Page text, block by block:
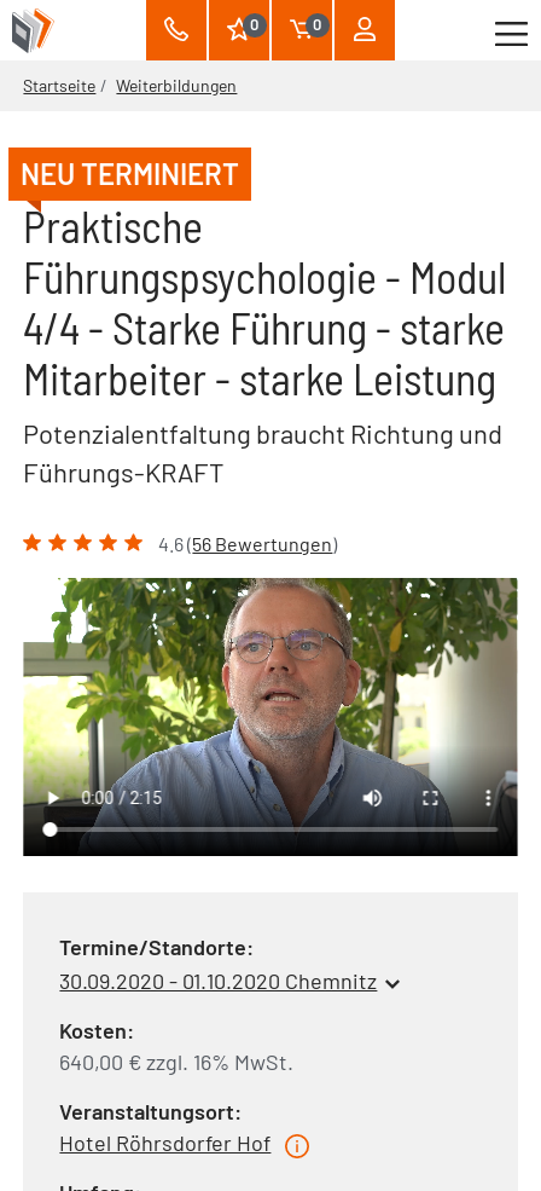
0 0
Startseite Weiterbildungen
NEU TERMINIERT
Praktische
Führungspsychologie - Modul
4/4 - Starke Führung - starke
Mitarbeiter - starke Leistung
Potenzialentfaltung braucht Richtung und
Führungs-KRAFT
4.6 (56 Bewertungen)
Termine/Standorte:
30.09.2020 - 01.10.2020 Chemnitz
Kosten:
640,00 € zzgl. 16% MwSt.
Veranstaltungsort:
Hotel Röhrsdorfer Hof